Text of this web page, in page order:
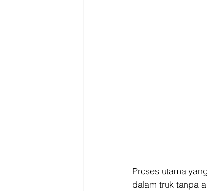
Proses utama
dalam truk tanpa